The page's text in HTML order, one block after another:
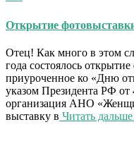
Открытие
Отец! Как много в этом
года состоялось
приуроченное ко «Дню
указом Президента РФ
организация АНО
выставку в Читать